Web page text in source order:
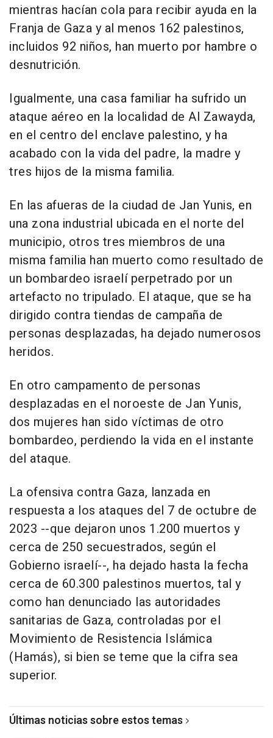
mientras hacían cola para recibir ayuda en la
Franja de Gaza y al menos 162 palestinos,
incluidos 92 niños, han muerto por hambre o
desnutrición.
Igualmente, una casa familiar ha sufrido un
ataque aéreo en la localidad de Al Zawayda,
en el centro del enclave palestino, y ha
acabado con la vida del padre, la madre y
tres hijos de la misma familia.
En las afueras de la ciudad de Jan Yunis, en
una zona industrial ubicada en el norte del
municipio, otros tres miembros de una
misma familia han muerto como resultado de
un bombardeo israelí perpetrado por un
artefacto no tripulado. El ataque, que se ha
dirigido contra tiendas de campaña de
personas desplazadas, ha dejado numerosos
heridos.
En otro campamento de personas
desplazadas en el noroeste de Jan Yunis,
dos mujeres han sido víctimas de otro
bombardeo, perdiendo la vida en el instante
del ataque.
La ofensiva contra Gaza, lanzada en
respuesta a los ataques del 7 de octubre de
2023 --que dejaron unos 1.200 muertos y
cerca de 250 secuestrados, según el
Gobierno israelí--, ha dejado hasta la fecha
cerca de 60.300 palestinos muertos, tal y
como han denunciado las autoridades
sanitarias de Gaza, controladas por el
Movimiento de Resistencia Islámica
(Hamás), si bien se teme que la cifra sea
superior.
Últimas noticias sobre estos temas